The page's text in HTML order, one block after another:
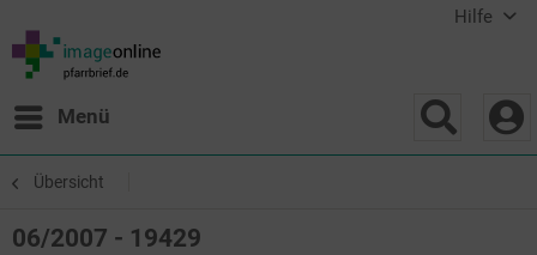
Hilfe
Menü
Übersicht
06/2007 - 19429